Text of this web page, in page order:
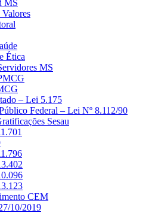
MS
Ética
MS
– Lei 5.175
Federal – Lei Nº 8.112/90
Sesau
CEM
10/2019